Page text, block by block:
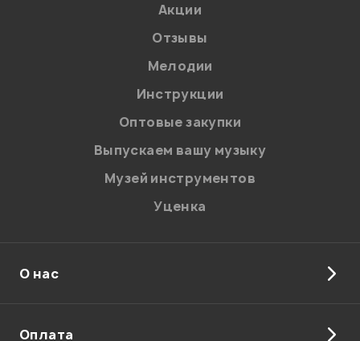
на обработку персональных данных в
Политикой в отношении обработки
персональных данных.
Введите проверочное число:
Отправить
Акции
Отзывы
Мелодии
Инструкции
Оптовые закупки
Выпускаем вашу музыку
Музей инструментов
Уценка
О нас
Оплата